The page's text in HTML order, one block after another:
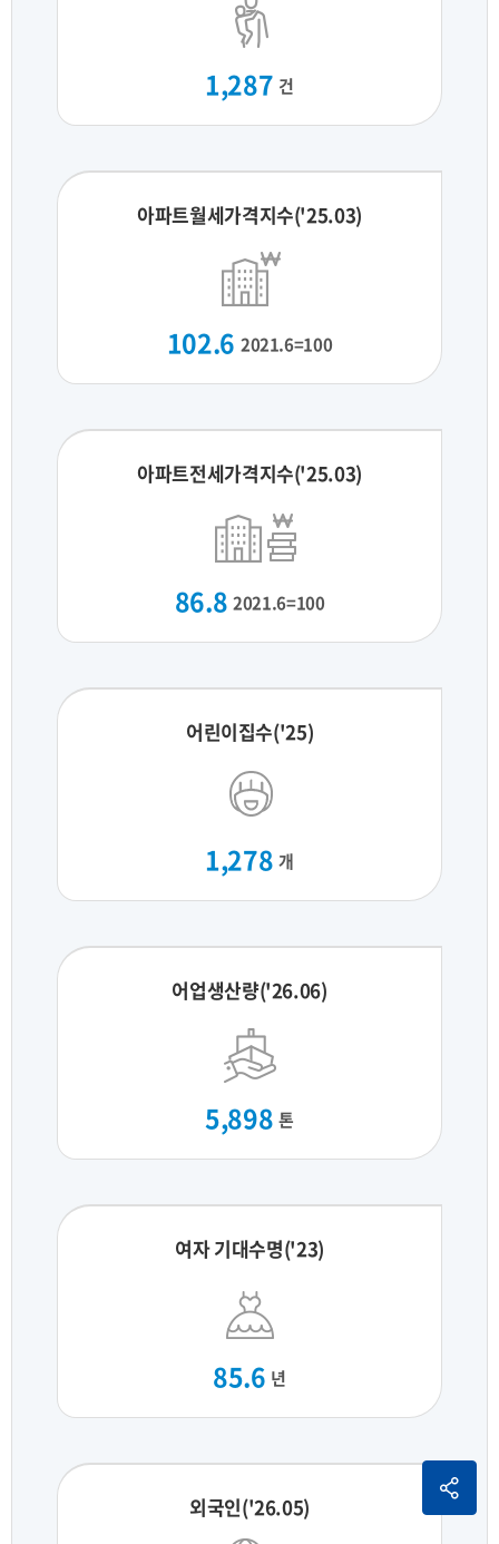
1,287 건
아파트월세가격지수('25.03)
102.6 2021.6=100
아파트전세가격지수('25.03)
86.8 2021.6=100
어린이집수('25)
1,278 개
어업생산량('26.06)
5,898 톤
여자 기대수명('23)
85.6 년
외국인('26.05)